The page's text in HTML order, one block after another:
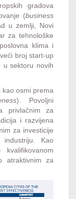
gradova
(business
u zemlji, Novi
za tehnološke
klima i
broj start-up
u sektoru novih
kao osmi prema
). Povoljni
privlačnim za
i razvijena
za investicije
Kao
atraktivnim za